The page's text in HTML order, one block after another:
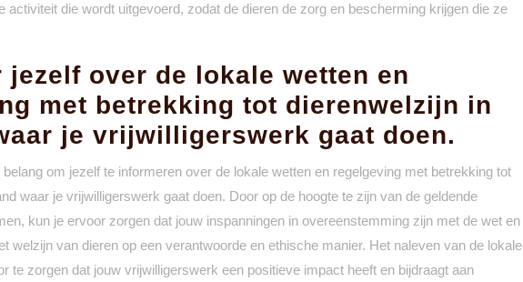
activiteit die wordt uitgevoerd, zodat de dieren de zorg en bescherming krijgen die ze
jezelf over de lokale wetten en
met betrekking tot dierenwelzijn in
je vrijwilligerswerk gaat doen.
om jezelf te informeren over de lokale wetten en regelgeving met betrekking tot
waar je vrijwilligerswerk gaat doen. Door op de hoogte te zijn van de geldende
kun je ervoor zorgen dat jouw inspanningen in overeenstemming zijn met de wet en
welzijn van dieren op een verantwoorde en ethische manier. Het naleven van de lokale
te zorgen dat jouw vrijwilligerswerk een positieve impact heeft en bijdraagt aan